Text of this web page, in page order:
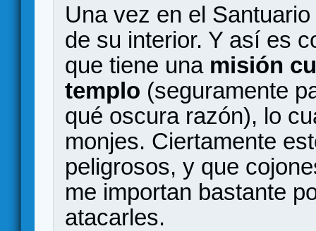
Una vez en el
de su interior. Y así es
que tiene una misión
templo (seguramente
qué oscura razón), lo
monjes. Ciertamente
peligrosos, y que
me importan bastante
atacarles.